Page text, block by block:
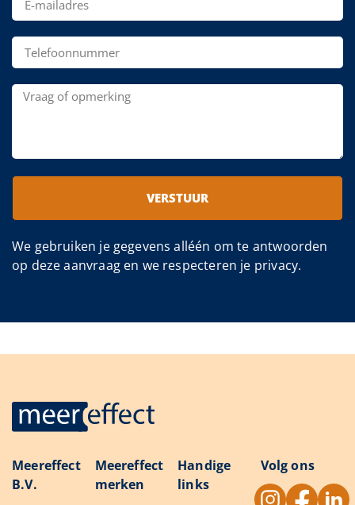
VERSTUUR
We gebruiken je gegevens alléén om te antwoorden
op deze aanvraag en we respecteren je privacy.
Meereffect
B.V.
Meereffect
merken
Handige
links
Volg ons